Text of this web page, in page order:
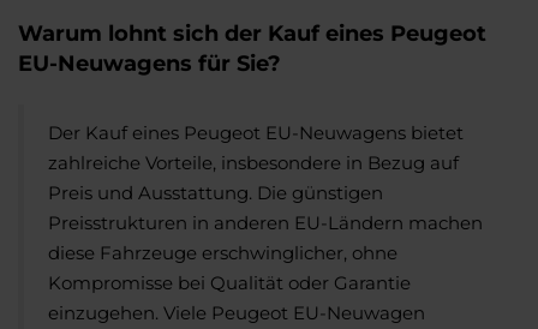
Warum lohnt sich der Kauf eines Peugeot
EU-Neuwagens für Sie?
Der Kauf eines Peugeot EU-Neuwagens bietet
zahlreiche Vorteile, insbesondere in Bezug auf
Preis und Ausstattung. Die günstigen
Preisstrukturen in anderen EU-Ländern machen
diese Fahrzeuge erschwinglicher, ohne
Kompromisse bei Qualität oder Garantie
einzugehen. Viele Peugeot EU-Neuwagen